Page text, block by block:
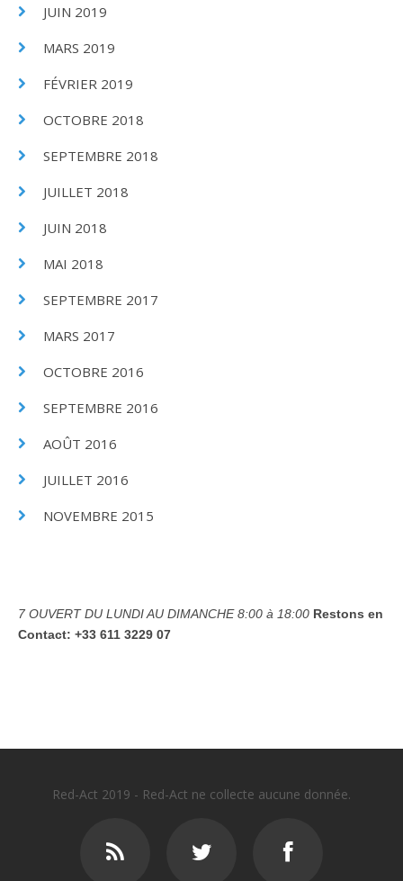
JUIN 2019
MARS 2019
FÉVRIER 2019
OCTOBRE 2018
SEPTEMBRE 2018
JUILLET 2018
JUIN 2018
MAI 2018
SEPTEMBRE 2017
MARS 2017
OCTOBRE 2016
SEPTEMBRE 2016
AOÛT 2016
JUILLET 2016
NOVEMBRE 2015
7 OUVERT DU LUNDI AU DIMANCHE8:00 à 18:00 Restons en
Contact: +33 611 3229 07
Red-Act 2019 - Red-Act ne collecte aucune donnée.